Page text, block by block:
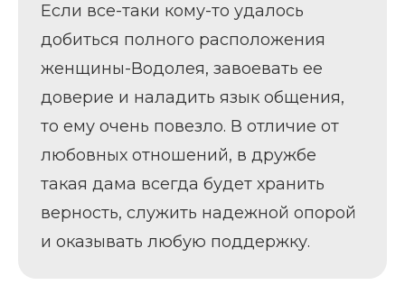
Если все-таки кому-то удалось
добиться полного расположения
женщины-Водолея, завоевать ее
доверие и наладить язык общения,
то ему очень повезло. В отличие от
любовных отношений, в дружбе
такая дама всегда будет хранить
верность, служить надежной опорой
и оказывать любую поддержку.